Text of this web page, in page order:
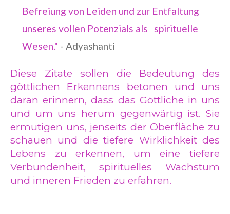
Befreiung von Leiden und zur Entfaltung
unseres vollen Potenzials als spirituelle
Wesen." - Adyashanti
Diese Zitate sollen die Bedeutung des
göttlichen Erkennens betonen und uns
daran erinnern, dass das Göttliche in uns
und um uns herum gegenwärtig ist. Sie
ermutigen uns, jenseits der Oberfläche zu
schauen und die tiefere Wirklichkeit des
Lebens zu erkennen, um eine tiefere
Verbundenheit, spirituelles Wachstum
und inneren Frieden zu erfahren.